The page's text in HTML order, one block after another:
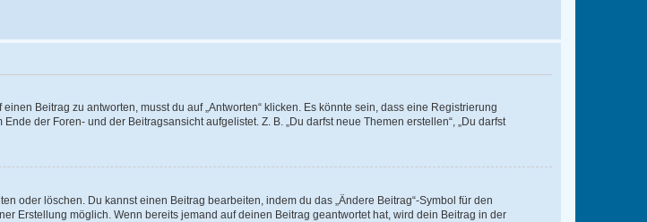
Beitrag zu antworten, musst du auf „Antworten“ klicken. Es könnte sein, dass eine Registrierung
der Foren- und der Beitragsansicht aufgelistet. Z. B. „Du darfst neue Themen erstellen“, „Du darfst
oder löschen. Du kannst einen Beitrag bearbeiten, indem du das „Ändere Beitrag“-Symbol für den
Erstellung möglich. Wenn bereits jemand auf deinen Beitrag geantwortet hat, wird dein Beitrag in der